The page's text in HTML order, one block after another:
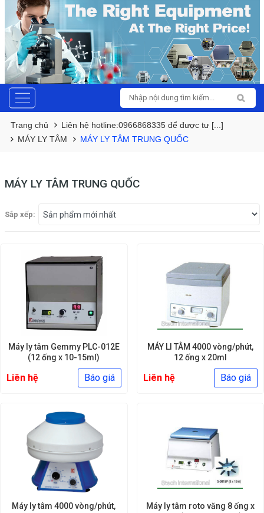
Trang chủ
Liên hệ hotline:0966868335 để được tư [...]
MÁY LY TÂM
MÁY LY TÂM TRUNG QUỐC
MÁY LY TÂM TRUNG QUỐC
Sắp xếp:
Máy ly tâm Gemmy PLC-012E
(12 ống x 10-15ml)
Liên hệ Báo giá
MÁY LI TÂM 4000 vòng/phút,
12 ống x 20ml
Liên hệ Báo giá
Máy ly tâm 4000 vòng/phút,
Máy ly tâm roto văng 8 ống x